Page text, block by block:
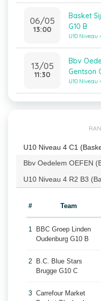
06/05
13:00
Basket
G10 B
U10
13/05
11:30
Bbv
Gentson
U10
U10 Niveau 4 C1
Bbv Oedelem OEFEN
U10 Niveau 4 R2 B3
# Team
1
BBC Groep Linden
Oudenburg G10 B
2
B.C. Blue Stars
Brugge G10 C
3 Carrefour Market